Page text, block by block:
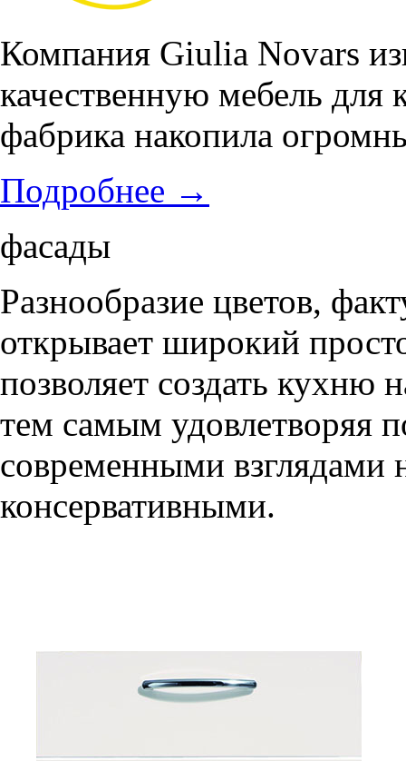
Компания Giulia Novars
качественную мебель для
фабрика накопила
Подробнее →
фасады
Разнообразие цветов,
открывает широкий
позволяет создать кухню
тем самым удовлетворяя
современными взглядами
консервативными.